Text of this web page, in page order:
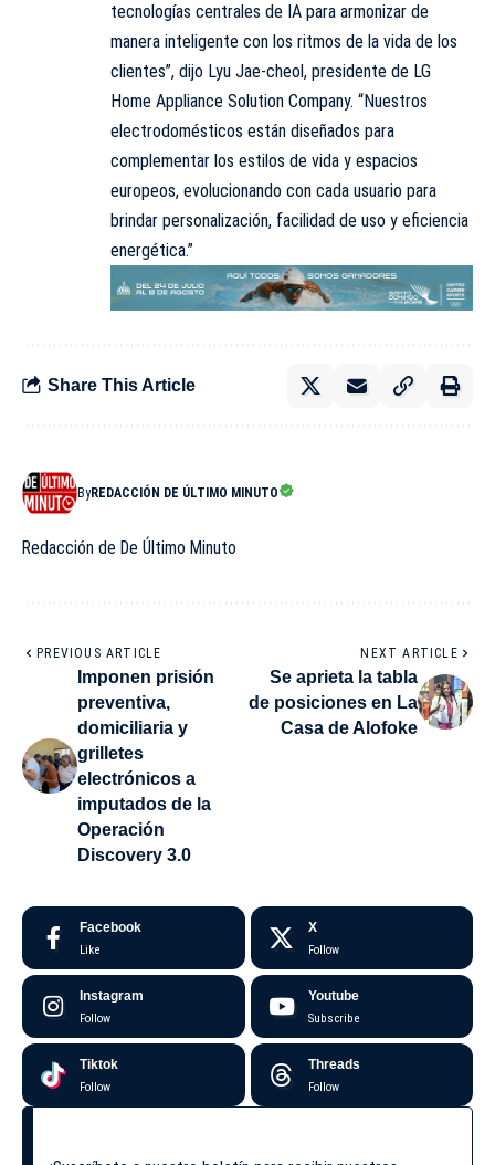
tecnologías centrales de IA para armonizar de
manera inteligente con los ritmos de la vida de los
clientes”, dijo Lyu Jae-cheol, presidente de LG
Home Appliance Solution Company. “Nuestros
electrodomésticos están diseñados para
complementar los estilos de vida y espacios
europeos, evolucionando con cada usuario para
brindar personalización, facilidad de uso y eficiencia
energética.”
Share This Article
ByREDACCIÓN DE ÚLTIMO MINUTO
Redacción de De Último Minuto
PREVIOUS ARTICLE
Imponen prisión
preventiva,
domiciliaria y
grilletes
electrónicos a
imputados de la
Operación
Discovery 3.0
NEXT ARTICLE
Se aprieta la tabla
de posiciones en La
Casa de Alofoke
Facebook
Like
X
Follow
Instagram
Follow
Youtube
Subscribe
Tiktok
Follow
Threads
Follow